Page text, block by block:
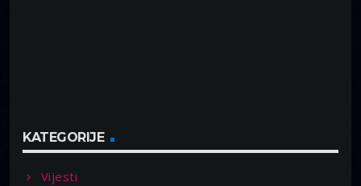
KATEGORIJE
Vijesti